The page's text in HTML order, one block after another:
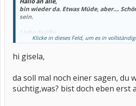
bin wieder da. Etwas Müde, aber....
sein.
Liebe Grüße
giselaKlicke in dieses Feld, um es in
hi gisela,
da soll mal noch einer sagen, du
süchtig,was? bist doch eben erst